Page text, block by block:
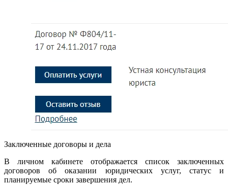
Заключенные договоры и дела
В личном кабинете отображается список заключенных
договоров об оказании юридических услуг, статус и
планируемые сроки завершения дел.